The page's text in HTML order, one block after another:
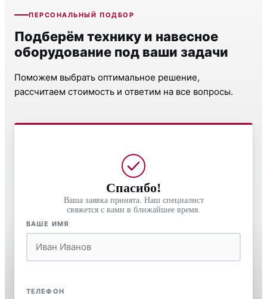
ПЕРСОНАЛЬНЫЙ ПОДБОР
Подберём технику и навесное
оборудование под ваши задачи
Поможем выбрать оптимальное решение,
рассчитаем стоимость и ответим на все вопросы.
Спасибо!
Ваша заявка принята. Наш специалист
свяжется с вами в ближайшее время.
ВАШЕ ИМЯ
ТЕЛЕФОН